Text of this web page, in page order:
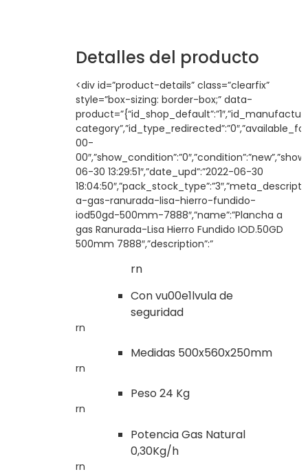
Detalles del producto
<div id=”product-details” class=”clearfix”
style=”box-sizing: border-box;” data-
00-
06-30 13:29:51″,”date_upd”:”2022-06-30
a-gas-ranurada-lisa-hierro-fundido-
iod50gd-500mm-7888″,”name”:”Plancha a
gas Ranurada-Lisa Hierro Fundido IOD.50GD
500mm 7888″,”description”:”
rn
Con vu00e1lvula de
seguridad
rn
Medidas 500x560x250mm
rn
Peso 24 Kg
rn
Potencia Gas Natural
0,30Kg/h
rn